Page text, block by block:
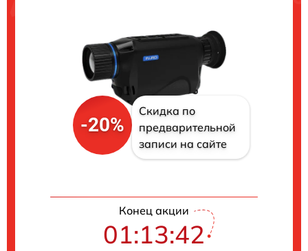
-20%
Скидка по
предварительной
записи на сайте
Конец акции
01:13:41